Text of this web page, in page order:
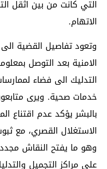
التي كانت من بين اثقل
الاتهام.
وتعود تفاصيل القضية الى
الامنية بعد التوصل
التدليك الى فضاء
خدمات صحية. ويرى
بالبشر يؤكد عدم اقتناع
الاستغلال القصري، مع
وهو ما يفتح النقاش
على مراكز التجميل